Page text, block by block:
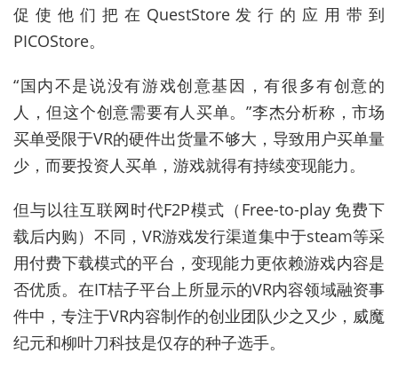
促使他们把在QuestStore发行的应用带到
PICOStore。
“国内不是说没有游戏创意基因，有很多有创意的
人，但这个创意需要有人买单。”李杰分析称，市场
买单受限于VR的硬件出货量不够大，导致用户买单量
少，而要投资人买单，游戏就得有持续变现能力。
但与以往互联网时代F2P模式（Free-to-play 免费下
载后内购）不同，VR游戏发行渠道集中于steam等采
用付费下载模式的平台，变现能力更依赖游戏内容是
否优质。在IT桔子平台上所显示的VR内容领域融资事
件中，专注于VR内容制作的创业团队少之又少，威魔
纪元和柳叶刀科技是仅存的种子选手。